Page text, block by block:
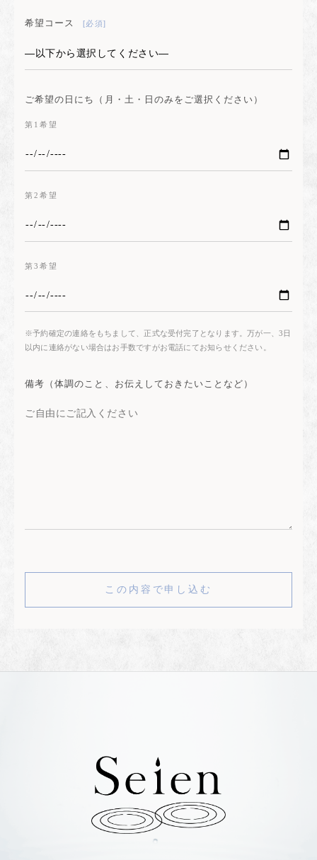
希望コース [必須]
ご希望の日にち（月・土・日のみをご選択ください）
第1希望
第2希望
第3希望
※予約確定の連絡をもちまして、正式な受付完了となります。万が一、3日
以内に連絡がない場合はお手数ですがお電話にてお知らせください。
備考（体調のこと、お伝えしておきたいことなど）